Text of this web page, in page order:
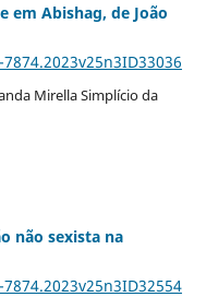
em Abishag, de João
Mirella Simplício da
não sexista na